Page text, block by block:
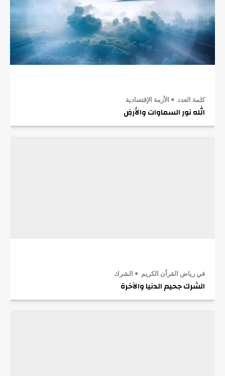
كلمة العدد الأزمة الإقتصادية
الله نور السماوات والأَرضِ
في رياض القرآن الكريم الشرك
الشرك جحيم الدنيا والآخرة